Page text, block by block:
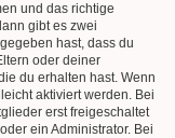
und das richtige
gibt es zwei
hast, dass du
oder deiner
du erhalten hast. Wenn
aktiviert werden. Bei
erst freigeschaltet
ein Administrator. Bei